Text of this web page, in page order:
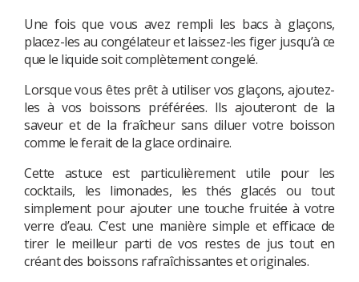
Une fois que vous avez rempli les bacs à glaçons,
placez-les au congélateur et laissez-les figer jusqu’à ce
que le liquide soit complètement congelé.
Lorsque vous êtes prêt à utiliser vos glaçons, ajoutez-
les à vos boissons préférées. Ils ajouteront de la
saveur et de la fraîcheur sans diluer votre boisson
comme le ferait de la glace ordinaire.
Cette astuce est particulièrement utile pour les
cocktails, les limonades, les thés glacés ou tout
simplement pour ajouter une touche fruitée à votre
verre d’eau. C’est une manière simple et efficace de
tirer le meilleur parti de vos restes de jus tout en
créant des boissons rafraîchissantes et originales.